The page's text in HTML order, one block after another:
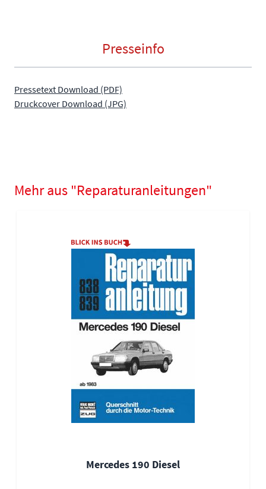
Presseinfo
Pressetext Download (PDF)
Druckcover Download (JPG)
Mehr aus "Reparaturanleitungen"
Mercedes 190 Diesel